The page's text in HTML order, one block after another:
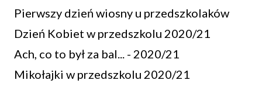
Pierwszy dzień wiosny u przedszkolaków
Dzień Kobiet w przedszkolu 2020/21
Ach, co to był za bal... - 2020/21
Mikołajki w przedszkolu 2020/21